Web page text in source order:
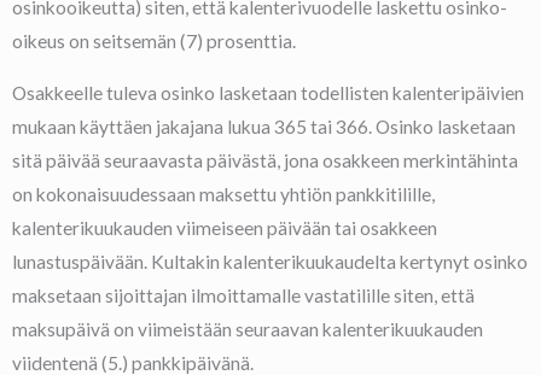
osinkooikeutta) siten, että kalenterivuodelle laskettu osinko-
oikeus on seitsemän (7) prosenttia.
Osakkeelle tuleva osinko lasketaan todellisten kalenteripäivien
mukaan käyttäen jakajana lukua 365 tai 366. Osinko lasketaan
sitä päivää seuraavasta päivästä, jona osakkeen merkintähinta
on kokonaisuudessaan maksettu yhtiön pankkitilille,
kalenterikuukauden viimeiseen päivään tai osakkeen
lunastuspäivään. Kultakin kalenterikuukaudelta kertynyt osinko
maksetaan sijoittajan ilmoittamalle vastatilille siten, että
maksupäivä on viimeistään seuraavan kalenterikuukauden
viidentenä (5.) pankkipäivänä.